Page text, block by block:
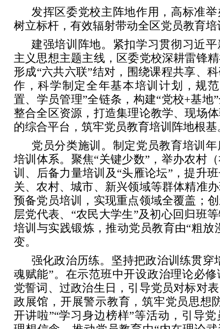
发挥区委党校主阵地作用，高标准
树立标杆，有效辐射带动全区党员教育
建强培训阵地。紧扣学习贯彻习近
主义思想主题主线，区委党校深耕雷锋
形成“六共六联”结对，围绕课程共享、
作，科学制定全年基本培训计划，规
置、学员管理”全链条，构建“党校+基地
整合全区资源，打造集理论教学、现场
的综合平台，筑牢党员教育培训阵地根基
党员分类施训。制定党员教育培训
培训体系。聚焦“关键少数”，举办农村
训、后备力量培训及“头雁论坛”，提升
关、农村、城市、新兴领域等群体精准
预备党员培训，实现重点领域全覆盖；
层党代表、“农民大学生”及初心回归班
培训与实践锻炼，推动党员教育由“粗放
变。
强化政治历练。坚持把政治训练贯穿
魂赋能”。在示范班中开设政治理论必
党誓词、过政治生日，引导党员对标对
政展馆，开展警示教育，筑牢党员思想
开讲啦”“学习身边榜样”等活动，引导